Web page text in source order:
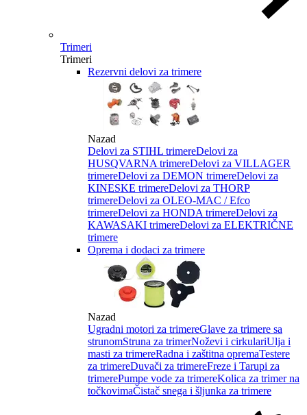
Trimeri
Trimeri
Rezervni delovi za trimere
Nazad
Delovi za STIHL trimereDelovi za
HUSQVARNA trimereDelovi za VILLAGER
trimereDelovi za DEMON trimereDelovi za
KINESKE trimereDelovi za THORP
trimereDelovi za OLEO-MAC / Efco
trimereDelovi za HONDA trimereDelovi za
KAWASAKI trimereDelovi za ELEKTRIČNE
trimere
Oprema i dodaci za trimere
Nazad
Ugradni motori za trimereGlave za trimere sa
strunomStruna za trimerNoževi i cirkulariUlja i
masti za trimereRadna i zaštitna opremaTestere
za trimereDuvači za trimereFreze i Tarupi za
trimerePumpe vode za trimereKolica za trimer na
točkovimaČistač snega i šljunka za trimere